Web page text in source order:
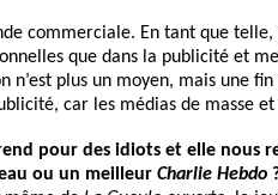
commerciale. En tant que
que dans la publicité et
plus un moyen, mais une
car les médias de masse
pour des idiots et elle nous
ou un meilleur Charlie Hebdo